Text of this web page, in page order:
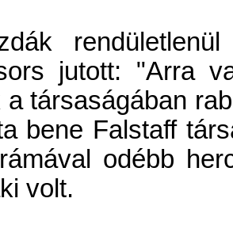
jutott: "Arra
a társaságában
bene Falstaff
odébb
volt.